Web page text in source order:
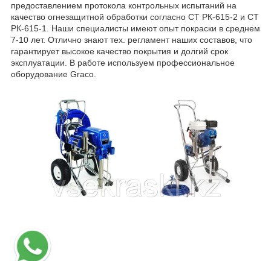
предоставлением протокола контрольных испытаний на
качество огнезащитной обработки согласно СТ РК-615-2 и СТ
РК-615-1. Наши специалисты имеют опыт покраски в среднем
7-10 лет. Отлично знают тех. регламент наших составов, что
гарантирует высокое качество покрытия и долгий срок
эксплуатации. В работе используем профессиональное
оборудование Graco.